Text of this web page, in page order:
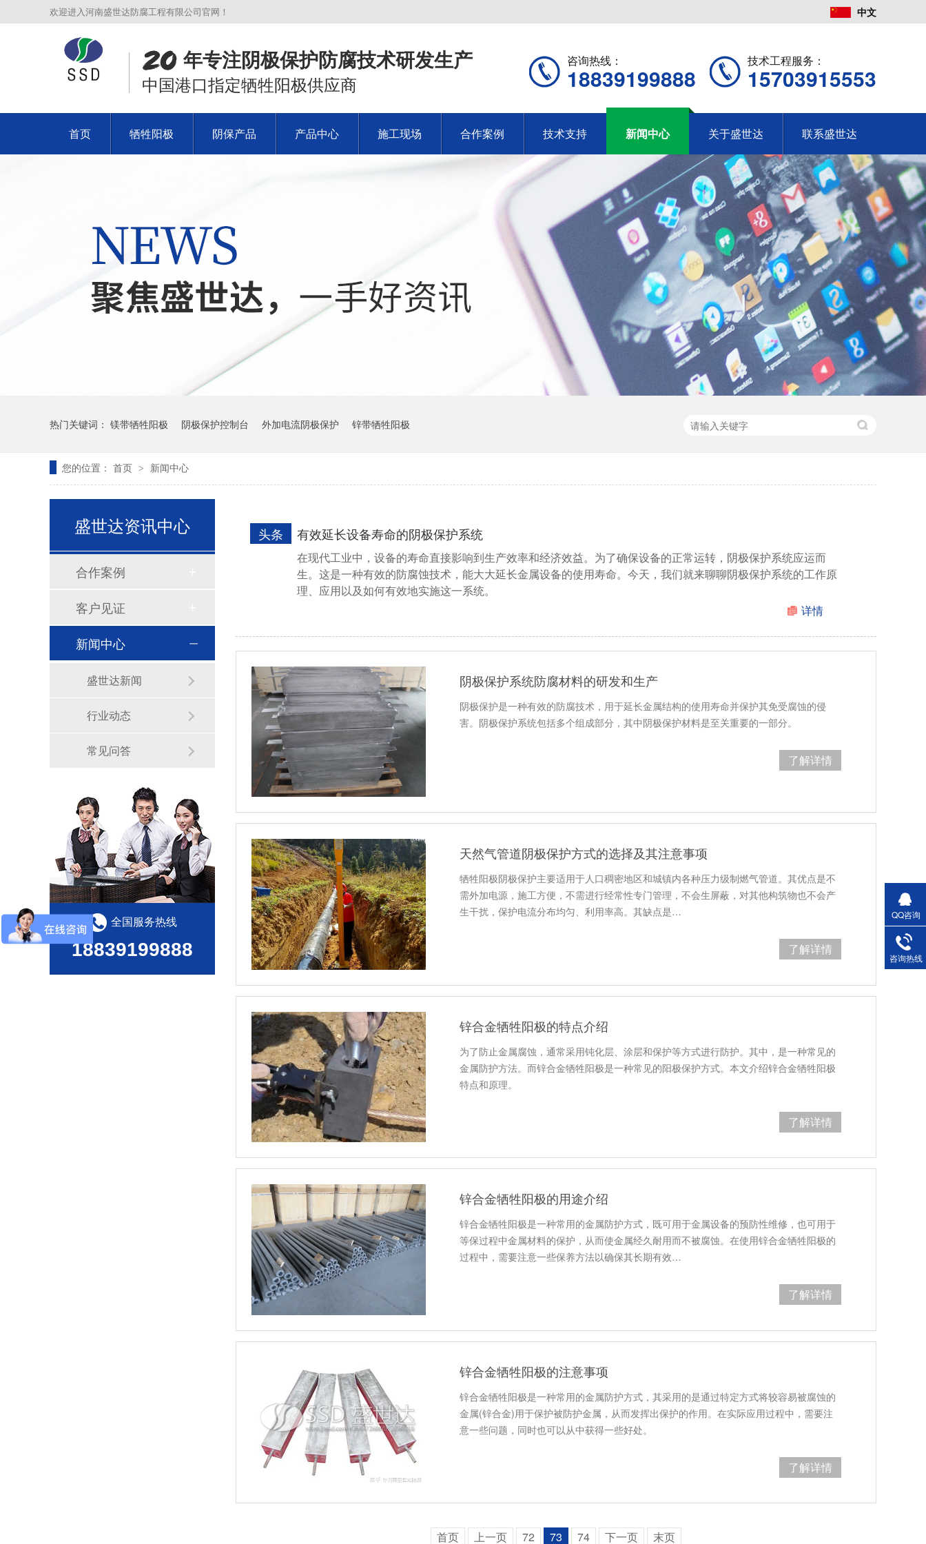
欢迎进入河南盛世达防腐工程有限公司官网！ 中文
年专注阴极保护防腐技术研发生产
中国港口指定牺牲阳极供应商
技术工程服务：
15703915553
咨询热线：
18839199888
首页 牺牲阳极 阴保产品 产品中心 施工现场 合作案例 技术支持 新闻中心 关于盛世达 联系盛世达
热门关键词： 镁带牺牲阳极 阴极保护控制台 外加电流阴极保护 锌带牺牲阳极
您的位置： 首页 > 新闻中心
有效延长设备寿命的阴极保护系统
头条
在现代工业中，设备的寿命直接影响到生产效率和经济效益。为了确保设备的正常运转，阴极保护系统应运而
生。这是一种有效的防腐蚀技术，能大大延长金属设备的使用寿命。今天，我们就来聊聊阴极保护系统的工作原
理、应用以及如何有效地实施这一系统。
详情
阴极保护系统防腐材料的研发和生产
阴极保护是一种有效的防腐技术，用于延长金属结构的使用寿命并保护其免受腐蚀的侵
害。阴极保护系统包括多个组成部分，其中阴极保护材料是至关重要的一部分。
了解详情
天然气管道阴极保护方式的选择及其注意事项
牺牲阳极阴极保护主要适用于人口稠密地区和城镇内各种压力级制燃气管道。其优点是不
需外加电源，施工方便，不需进行经常性专门管理，不会生屏蔽，对其他构筑物也不会产
生干扰，保护电流分布均匀、利用率高。其缺点是…
了解详情
锌合金牺牲阳极的特点介绍
为了防止金属腐蚀，通常采用钝化层、涂层和保护等方式进行防护。其中，是一种常见的
金属防护方法。而锌合金牺牲阳极是一种常见的阳极保护方式。本文介绍锌合金牺牲阳极
特点和原理。
了解详情
锌合金牺牲阳极的用途介绍
锌合金牺牲阳极是一种常用的金属防护方式，既可用于金属设备的预防性维修，也可用于
等保过程中金属材料的保护，从而使金属经久耐用而不被腐蚀。在使用锌合金牺牲阳极的
过程中，需要注意一些保养方法以确保其长期有效…
了解详情
锌合金牺牲阳极的注意事项
锌合金牺牲阳极是一种常用的金属防护方式，其采用的是通过特定方式将较容易被腐蚀的
金属(锌合金)用于保护被防护金属，从而发挥出保护的作用。在实际应用过程中，需要注
意一些问题，同时也可以从中获得一些好处。
了解详情
首页 上一页 72 73 74 下一页 末页
盛世达资讯中心
合作案例
客户见证
新闻中心
盛世达新闻
行业动态
常见问答
全国服务热线
18839199888
QQ咨询
咨询热线